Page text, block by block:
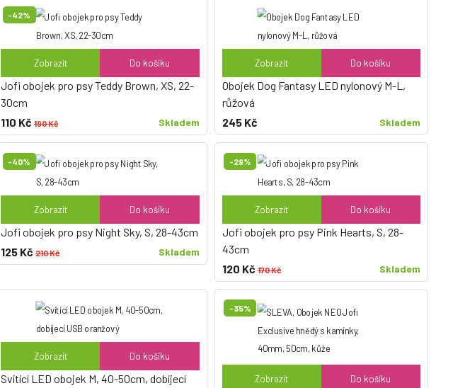
-42%
Zobrazit Do košíku
Jofi obojek pro psy Teddy Brown, XS, 22-
30cm
110 Kč 190 Kč Skladem
Zobrazit Do košíku
Obojek Dog Fantasy LED nylonový M-L,
růžová
245 Kč
Skladem
-40%
Zobrazit Do košíku
Jofi obojek pro psy Night Sky, S, 28-43cm
125 Kč 210 Kč Skladem
-29%
Zobrazit Do košíku
Jofi obojek pro psy Pink Hearts, S, 28-
43cm
120 Kč 170 Kč Skladem
Zobrazit Do košíku
Svítící LED obojek M, 40-50cm, dobíjecí
-35%
Zobrazit Do košíku